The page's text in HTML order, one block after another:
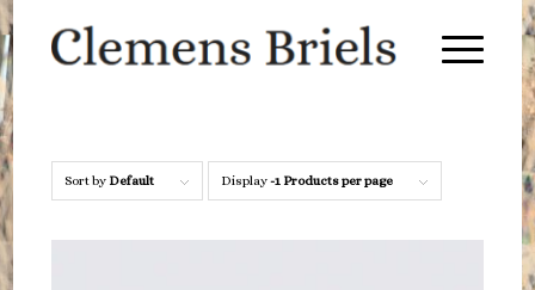
Sort by Default Display-1 Products per page